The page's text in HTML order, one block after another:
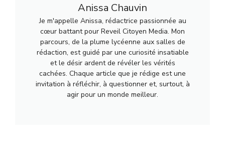
Anissa Chauvin
Je m'appelle Anissa, rédactrice passionnée au
cœur battant pour Reveil Citoyen Media. Mon
parcours, de la plume lycéenne aux salles de
rédaction, est guidé par une curiosité insatiable
et le désir ardent de révéler les vérités
cachées. Chaque article que je rédige est une
invitation à réfléchir, à questionner et, surtout, à
agir pour un monde meilleur.